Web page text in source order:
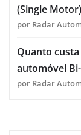
(Single Motor)
por Radar
Quanto
automóvel
por Radar